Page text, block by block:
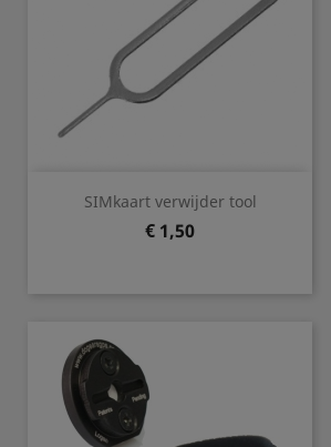
SIMkaart verwijder tool
Prijs
€ 1,50